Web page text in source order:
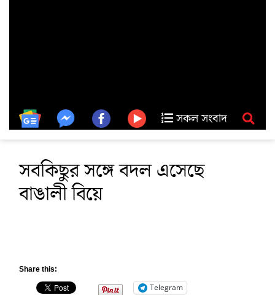
সকল সংবাদ
সবকিছুর সঙ্গে বদল এসেছে
বাঙালী বিয়ে
Share this:
Telegram